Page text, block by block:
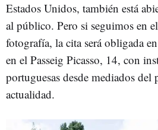
Estados Unidos, también está
al público. Pero si seguimos en
fotografía, la cita será obligada
en el Passeig Picasso, 14, con
portuguesas desde mediados del
actualidad.